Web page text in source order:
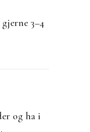
3–4
og ha i